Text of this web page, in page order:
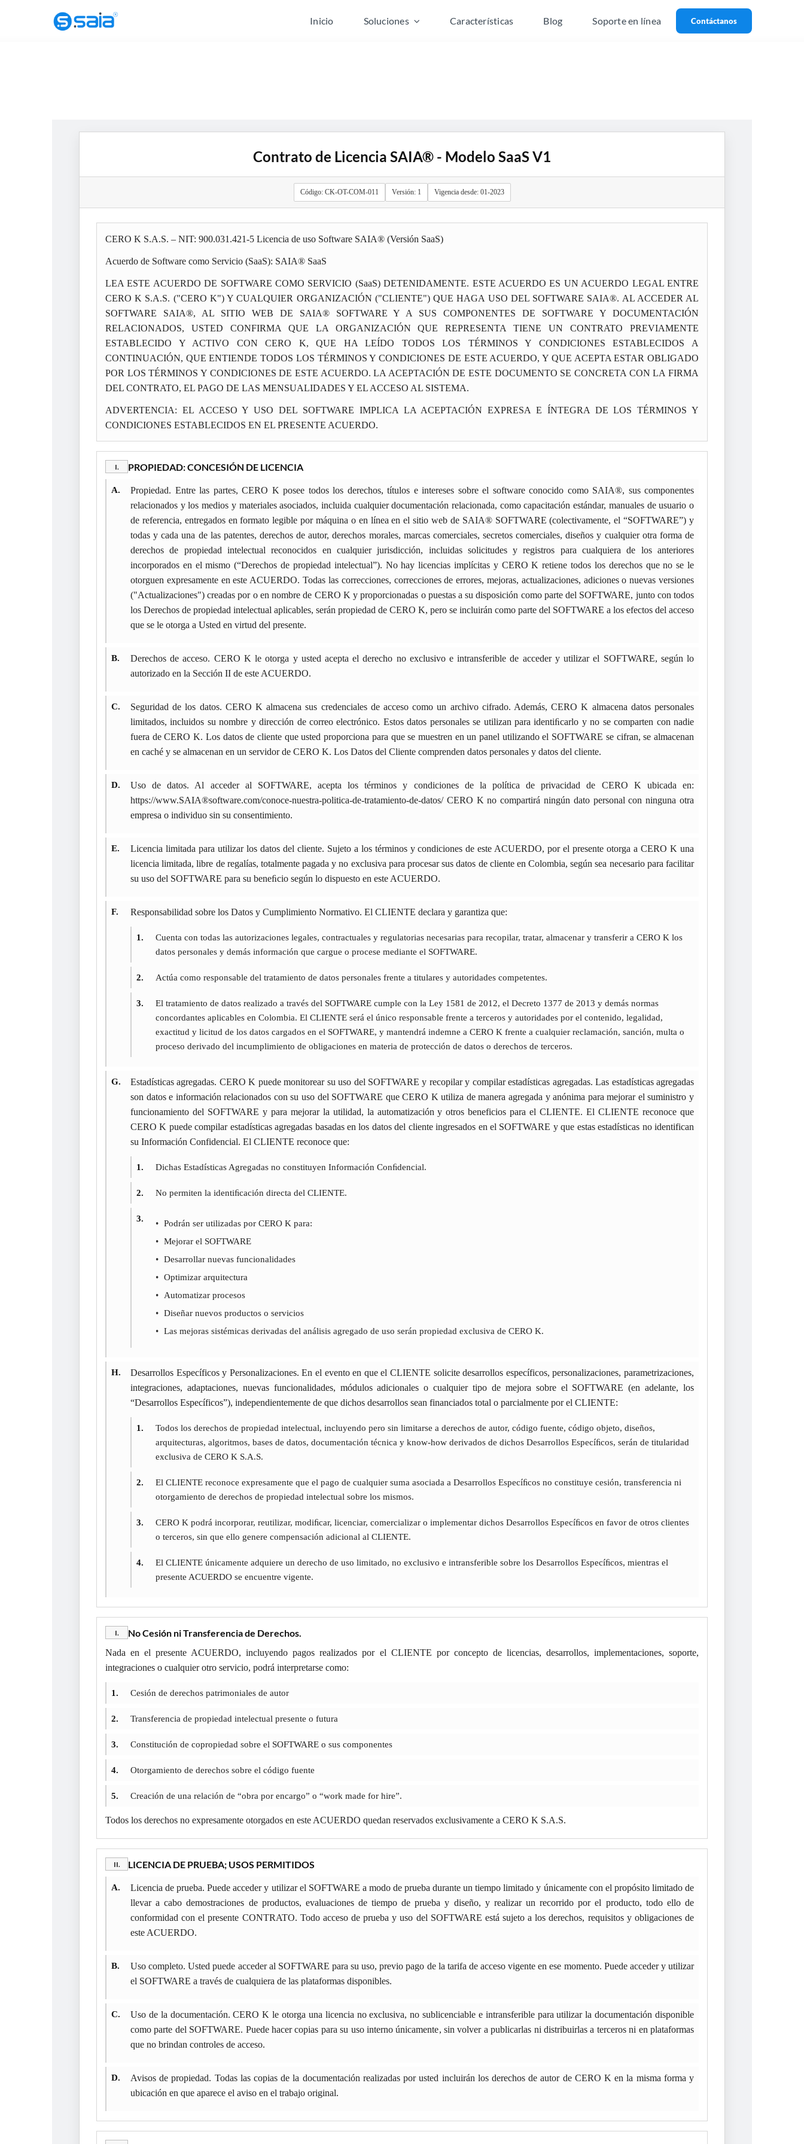
Inicio Soluciones Características Blog Soporte en línea Contáctanos
Contrato de Licencia SAIA® - Modelo SaaS V1
Código: CK-OT-COM-011 Versión: 1 Vigencia desde: 01-2023
CERO K S.A.S. – NIT: 900.031.421-5 Licencia de uso Software SAIA® (Versión SaaS)
Acuerdo de Software como Servicio (SaaS): SAIA® SaaS
LEA ESTE ACUERDO DE SOFTWARE COMO SERVICIO (SaaS) DETENIDAMENTE. ESTE ACUERDO ES UN ACUERDO LEGAL ENTRE
CERO K S.A.S. ("CERO K") Y CUALQUIER ORGANIZACIÓN ("CLIENTE") QUE HAGA USO DEL SOFTWARE SAIA®. AL ACCEDER AL
SOFTWARE SAIA®, AL SITIO WEB DE SAIA® SOFTWARE Y A SUS COMPONENTES DE SOFTWARE Y DOCUMENTACIÓN
RELACIONADOS, USTED CONFIRMA QUE LA ORGANIZACIÓN QUE REPRESENTA TIENE UN CONTRATO PREVIAMENTE
ESTABLECIDO Y ACTIVO CON CERO K, QUE HA LEÍDO TODOS LOS TÉRMINOS Y CONDICIONES ESTABLECIDOS A
CONTINUACIÓN, QUE ENTIENDE TODOS LOS TÉRMINOS Y CONDICIONES DE ESTE ACUERDO, Y QUE ACEPTA ESTAR OBLIGADO
POR LOS TÉRMINOS Y CONDICIONES DE ESTE ACUERDO. LA ACEPTACIÓN DE ESTE DOCUMENTO SE CONCRETA CON LA FIRMA
DEL CONTRATO, EL PAGO DE LAS MENSUALIDADES Y EL ACCESO AL SISTEMA.
ADVERTENCIA: EL ACCESO Y USO DEL SOFTWARE IMPLICA LA ACEPTACIÓN EXPRESA E ÍNTEGRA DE LOS TÉRMINOS Y
CONDICIONES ESTABLECIDOS EN EL PRESENTE ACUERDO.
I. PROPIEDAD: CONCESIÓN DE LICENCIA
A.
Propiedad. Entre las partes, CERO K posee todos los derechos, títulos e intereses sobre el software conocido como SAIA®, sus componentes
relacionados y los medios y materiales asociados, incluida cualquier documentación relacionada, como capacitación estándar, manuales de usuario o
de referencia, entregados en formato legible por máquina o en línea en el sitio web de SAIA® SOFTWARE (colectivamente, el “SOFTWARE”) y
todas y cada una de las patentes, derechos de autor, derechos morales, marcas comerciales, secretos comerciales, diseños y cualquier otra forma de
derechos de propiedad intelectual reconocidos en cualquier jurisdicción, incluidas solicitudes y registros para cualquiera de los anteriores
incorporados en el mismo (“Derechos de propiedad intelectual”). No hay licencias implícitas y CERO K retiene todos los derechos que no se le
otorguen expresamente en este ACUERDO. Todas las correcciones, correcciones de errores, mejoras, actualizaciones, adiciones o nuevas versiones
("Actualizaciones") creadas por o en nombre de CERO K y proporcionadas o puestas a su disposición como parte del SOFTWARE, junto con todos
los Derechos de propiedad intelectual aplicables, serán propiedad de CERO K, pero se incluirán como parte del SOFTWARE a los efectos del acceso
que se le otorga a Usted en virtud del presente.
B.
Derechos de acceso. CERO K le otorga y usted acepta el derecho no exclusivo e intransferible de acceder y utilizar el SOFTWARE, según lo
autorizado en la Sección II de este ACUERDO.
C.
Seguridad de los datos. CERO K almacena sus credenciales de acceso como un archivo cifrado. Además, CERO K almacena datos personales
limitados, incluidos su nombre y dirección de correo electrónico. Estos datos personales se utilizan para identiﬁcarlo y no se comparten con nadie
fuera de CERO K. Los datos de cliente que usted proporciona para que se muestren en un panel utilizando el SOFTWARE se cifran, se almacenan
en caché y se almacenan en un servidor de CERO K. Los Datos del Cliente comprenden datos personales y datos del cliente.
D.
Uso de datos. Al acceder al SOFTWARE, acepta los términos y condiciones de la política de privacidad de CERO K ubicada en:
https://www.SAIA®software.com/conoce-nuestra-politica-de-tratamiento-de-datos/ CERO K no compartirá ningún dato personal con ninguna otra
empresa o individuo sin su consentimiento.
E.
Licencia limitada para utilizar los datos del cliente. Sujeto a los términos y condiciones de este ACUERDO, por el presente otorga a CERO K una
licencia limitada, libre de regalías, totalmente pagada y no exclusiva para procesar sus datos de cliente en Colombia, según sea necesario para facilitar
su uso del SOFTWARE para su beneﬁcio según lo dispuesto en este ACUERDO.
F. Responsabilidad sobre los Datos y Cumplimiento Normativo. El CLIENTE declara y garantiza que:
1.
Cuenta con todas las autorizaciones legales, contractuales y regulatorias necesarias para recopilar, tratar, almacenar y transferir a CERO K los
datos personales y demás información que cargue o procese mediante el SOFTWARE.
2. Actúa como responsable del tratamiento de datos personales frente a titulares y autoridades competentes.
3.
El tratamiento de datos realizado a través del SOFTWARE cumple con la Ley 1581 de 2012, el Decreto 1377 de 2013 y demás normas
concordantes aplicables en Colombia. El CLIENTE será el único responsable frente a terceros y autoridades por el contenido, legalidad,
exactitud y licitud de los datos cargados en el SOFTWARE, y mantendrá indemne a CERO K frente a cualquier reclamación, sanción, multa o
proceso derivado del incumplimiento de obligaciones en materia de protección de datos o derechos de terceros.
G.
Estadísticas agregadas. CERO K puede monitorear su uso del SOFTWARE y recopilar y compilar estadísticas agregadas. Las estadísticas agregadas
son datos e información relacionados con su uso del SOFTWARE que CERO K utiliza de manera agregada y anónima para mejorar el suministro y
funcionamiento del SOFTWARE y para mejorar la utilidad, la automatización y otros beneficios para el CLIENTE. El CLIENTE reconoce que
CERO K puede compilar estadísticas agregadas basadas en los datos del cliente ingresados en el SOFTWARE y que estas estadísticas no identifican
su Información Confidencial. El CLIENTE reconoce que:
1. Dichas Estadísticas Agregadas no constituyen Información Conﬁdencial.
2. No permiten la identiﬁcación directa del CLIENTE.
3.
Podrán ser utilizadas por CERO K para:
Mejorar el SOFTWARE
Desarrollar nuevas funcionalidades
Optimizar arquitectura
Automatizar procesos
Diseñar nuevos productos o servicios
Las mejoras sistémicas derivadas del análisis agregado de uso serán propiedad exclusiva de CERO K.
H.
Desarrollos Específicos y Personalizaciones. En el evento en que el CLIENTE solicite desarrollos específicos, personalizaciones, parametrizaciones,
integraciones, adaptaciones, nuevas funcionalidades, módulos adicionales o cualquier tipo de mejora sobre el SOFTWARE (en adelante, los
“Desarrollos Específicos”), independientemente de que dichos desarrollos sean financiados total o parcialmente por el CLIENTE:
1.
Todos los derechos de propiedad intelectual, incluyendo pero sin limitarse a derechos de autor, código fuente, código objeto, diseños,
arquitecturas, algoritmos, bases de datos, documentación técnica y know-how derivados de dichos Desarrollos Especíﬁcos, serán de titularidad
exclusiva de CERO K S.A.S.
2.
El CLIENTE reconoce expresamente que el pago de cualquier suma asociada a Desarrollos Especíﬁcos no constituye cesión, transferencia ni
otorgamiento de derechos de propiedad intelectual sobre los mismos.
3.
CERO K podrá incorporar, reutilizar, modiﬁcar, licenciar, comercializar o implementar dichos Desarrollos Especíﬁcos en favor de otros clientes
o terceros, sin que ello genere compensación adicional al CLIENTE.
4.
El CLIENTE únicamente adquiere un derecho de uso limitado, no exclusivo e intransferible sobre los Desarrollos Especíﬁcos, mientras el
presente ACUERDO se encuentre vigente.
I. No Cesión ni Transferencia de Derechos.
Nada en el presente ACUERDO, incluyendo pagos realizados por el CLIENTE por concepto de licencias, desarrollos, implementaciones, soporte,
integraciones o cualquier otro servicio, podrá interpretarse como:
1. Cesión de derechos patrimoniales de autor
2. Transferencia de propiedad intelectual presente o futura
3. Constitución de copropiedad sobre el SOFTWARE o sus componentes
4. Otorgamiento de derechos sobre el código fuente
5. Creación de una relación de “obra por encargo” o “work made for hire”.
Todos los derechos no expresamente otorgados en este ACUERDO quedan reservados exclusivamente a CERO K S.A.S.
II. LICENCIA DE PRUEBA; USOS PERMITIDOS
A.
Licencia de prueba. Puede acceder y utilizar el SOFTWARE a modo de prueba durante un tiempo limitado y únicamente con el propósito limitado de
llevar a cabo demostraciones de productos, evaluaciones de tiempo de prueba y diseño, y realizar un recorrido por el producto, todo ello de
conformidad con el presente CONTRATO. Todo acceso de prueba y uso del SOFTWARE está sujeto a los derechos, requisitos y obligaciones de
este ACUERDO.
B.
Uso completo. Usted puede acceder al SOFTWARE para su uso, previo pago de la tarifa de acceso vigente en ese momento. Puede acceder y utilizar
el SOFTWARE a través de cualquiera de las plataformas disponibles.
C.
Uso de la documentación. CERO K le otorga una licencia no exclusiva, no sublicenciable e intransferible para utilizar la documentación disponible
como parte del SOFTWARE. Puede hacer copias para su uso interno únicamente, sin volver a publicarlas ni distribuirlas a terceros ni en plataformas
que no brindan controles de acceso.
D.
Avisos de propiedad. Todas las copias de la documentación realizadas por usted incluirán los derechos de autor de CERO K en la misma forma y
ubicación en que aparece el aviso en el trabajo original.